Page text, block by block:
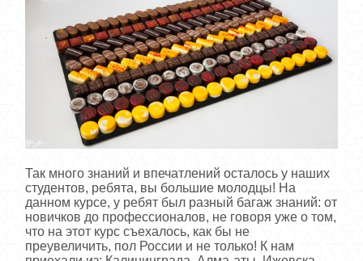
Так много знаний и впечатлений осталось у наших
студентов, ребята, вы большие молодцы! На
данном курсе, у ребят был разный багаж знаний: от
новичков до профессионалов, не говоря уже о том,
что на этот курс съехалось, как бы не
преувеличить, пол России и не только! К нам